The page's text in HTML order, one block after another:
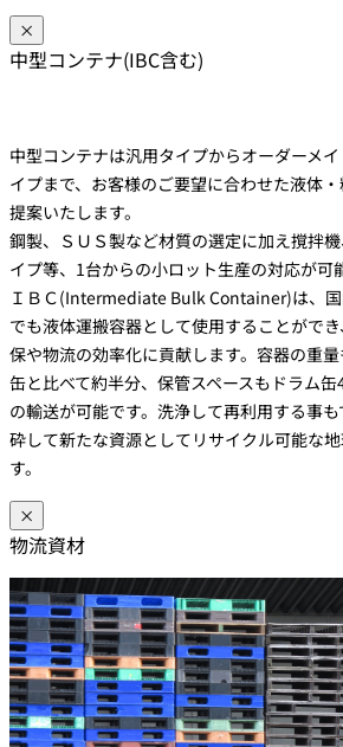
×
中型コンテナ(IBC含む)
中型コンテナは汎用タイプからオーダーメ
イプまで、お客様のご要望に合わせた液体
提案いたします。
鋼製、ＳＵＳ製など材質の選定に加え撹拌
イプ等、1台からの小ロット生産の対応が可
ＩＢＣ(Intermediate Bulk Container)は、
でも液体運搬容器として使用することがで
保や物流の効率化に貢献します。容器の重
缶と比べて約半分、保管スペースもドラム
の輸送が可能です。洗浄して再利用する事
砕して新たな資源としてリサイクル可能な
す。
×
物流資材